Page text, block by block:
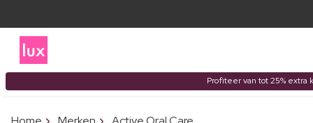
Profiteer van tot 25% extra